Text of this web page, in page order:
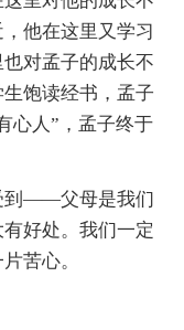
他在这里又学习
对孟子的成长不
饱读经书，孟子
心人”，孟子终于
到——父母是我们
好处。我们一定
苦心。